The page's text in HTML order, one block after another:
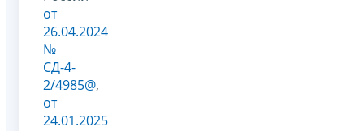
от
26.04.2024
№
СД-4-
2/4985@,
от
24.01.2025